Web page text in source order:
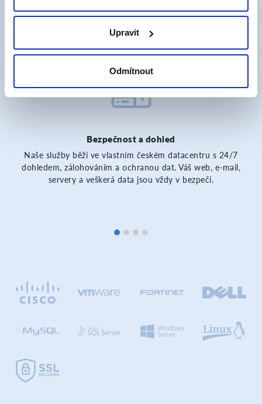
Upravit
Odmítnout
Proč si vybrat naše služby?
Bezpečnost a dohled
Naše služby běží ve vlastním českém datacentru s 24/7
dohledem, zálohováním a ochranou dat. Váš web, e-mail,
servery a veškerá data jsou vždy v bezpečí.